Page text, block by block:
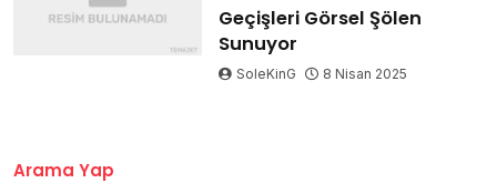
Geçişleri Görsel Şölen
Sunuyor
SoleKinG 8 Nisan 2025
Arama Yap